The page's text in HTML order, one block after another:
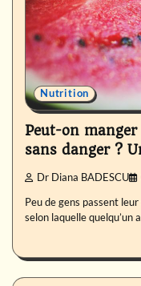
Nutrition
Peut-on
sans danger ?
Dr Diana BADESCU
Peu de gens passent
selon laquelle quelqu’un